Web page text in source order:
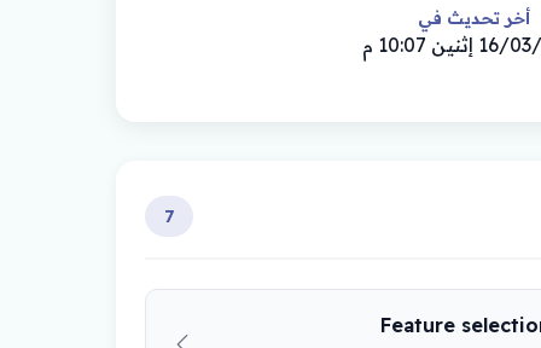
أخر تحديث في
10:07 م
7
Feature